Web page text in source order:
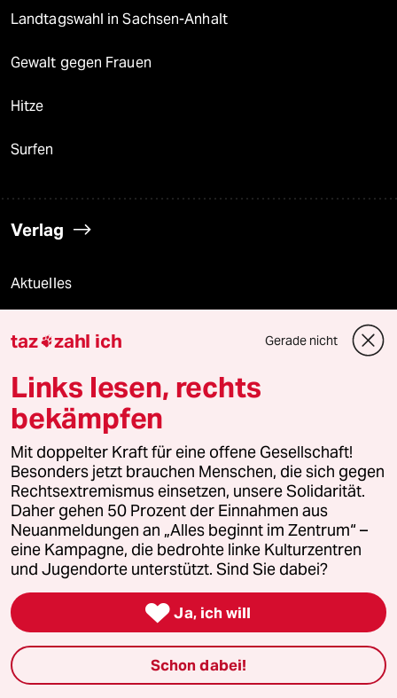
Landtagswahl in Sachsen-Anhalt
Gewalt gegen Frauen
Hitze
Surfen
Verlag
Aktuelles
Stellen
Presse
Unterstützen
abo
genossenschaft
taz zahl ich
taz zahl ich Gerade nicht
Links lesen, rechts
bekämpfen
Mit doppelter Kraft für eine offene Gesellschaft!
Besonders jetzt brauchen Menschen, die sich gegen
Rechtsextremismus einsetzen, unsere Solidarität.
Daher gehen 50 Prozent der Einnahmen aus
Neuanmeldungen an „Alles beginnt im Zentrum“ –
eine Kampagne, die bedrohte linke Kulturzentren
und Jugendorte unterstützt. Sind Sie dabei?
 Ja, ich will
Schon dabei!